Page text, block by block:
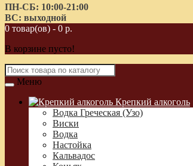
ПН-СБ: 10:00-21:00
ВС: выходной
0 товар(ов) - 0 р.
В корзине пусто!
Меню
Крепкий алкоголь
Водка Греческая (Узо)
Виски
Водка
Настойка
Кальвадос